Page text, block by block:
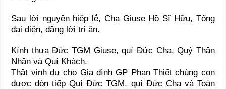
Sau lời nguyện hiệp lễ, Cha Giuse Hồ Sĩ Hữu, Tổng
đại diện, dâng lời tri ân.
Kính thưa Đức TGM Giuse, quí Đức Cha, Quý Thân
Nhân và Quí Khách.
Thật vinh dự cho Gia đình GP Phan Thiết chúng con
được đón tiếp Quí Đức TGM, quí Đức Cha và Toàn